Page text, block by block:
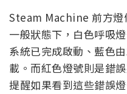
Steam Machine 前方燈
一般狀態下，白色呼吸
系統已完成啟動、藍色
載。而紅色燈號則是錯
提醒如果看到這些錯誤